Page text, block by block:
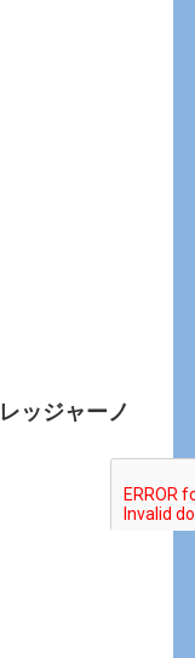
ッジャーノ